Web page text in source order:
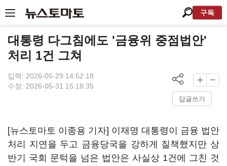
구독
대통령 다그침에도 '금융위 중점법안'
처리 1건 그쳐
입력: 2026-05-29 14:52:18
수정: 2026-05-31 15:18:35
답글쓰기
[뉴스토마토 이종용 기자] 이재명 대통령이 금융 법안
처리 지연을 두고 금융당국을 강하게 질책했지만 상
반기 국회 문턱을 넘은 법안은 사실상 1건에 그친 것